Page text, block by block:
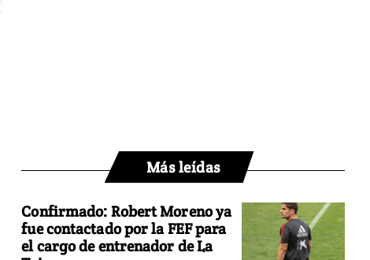
Más leídas
Confirmado: Robert Moreno ya
fue contactado por la FEF para
el cargo de entrenador de La